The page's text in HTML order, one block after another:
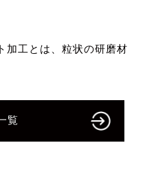
工とは、粒状の研磨材
覧